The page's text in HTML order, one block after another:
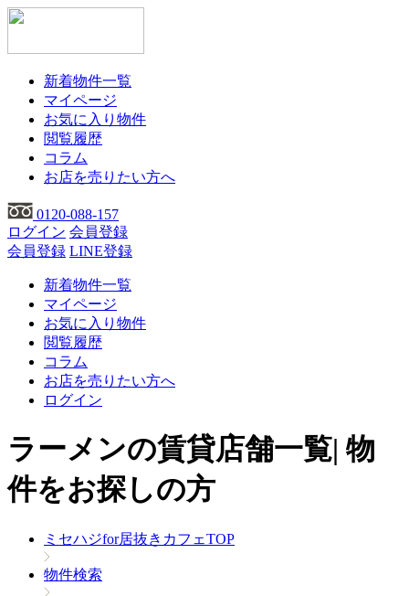
新着物件一覧
マイページ
お気に入り物件
閲覧履歴
コラム
お店を売りたい方へ
0120-088-157
ログイン 会員登録
会員登録 LINE登録
新着物件一覧
マイページ
お気に入り物件
閲覧履歴
コラム
お店を売りたい方へ
ログイン
ラーメンの賃貸店舗一覧| 物
件をお探しの方
ミセハジfor居抜きカフェTOP
物件検索